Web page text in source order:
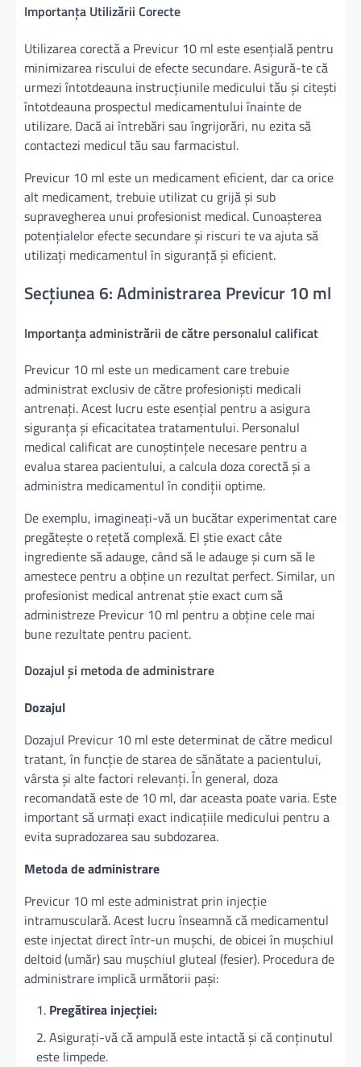
Importanța Utilizării Corecte
Utilizarea corectă a Previcur 10 ml este esențială pentru
minimizarea riscului de efecte secundare. Asigură-te că
urmezi întotdeauna instrucțiunile medicului tău și citești
întotdeauna prospectul medicamentului înainte de
utilizare. Dacă ai întrebări sau îngrijorări, nu ezita să
contactezi medicul tău sau farmacistul.
Previcur 10 ml este un medicament eficient, dar ca orice
alt medicament, trebuie utilizat cu grijă și sub
supravegherea unui profesionist medical. Cunoașterea
potențialelor efecte secundare și riscuri te va ajuta să
utilizați medicamentul în siguranță și eficient.
Secțiunea 6: Administrarea Previcur 10 ml
Importanța administrării de către personalul calificat
Previcur 10 ml este un medicament care trebuie
administrat exclusiv de către profesioniști medicali
antrenați. Acest lucru este esențial pentru a asigura
siguranța și eficacitatea tratamentului. Personalul
medical calificat are cunoștințele necesare pentru a
evalua starea pacientului, a calcula doza corectă și a
administra medicamentul în condiții optime.
De exemplu, imagineați-vă un bucătar experimentat care
pregătește o rețetă complexă. El știe exact câte
ingrediente să adauge, când să le adauge și cum să le
amestece pentru a obține un rezultat perfect. Similar, un
profesionist medical antrenat știe exact cum să
administreze Previcur 10 ml pentru a obține cele mai
bune rezultate pentru pacient.
Dozajul și metoda de administrare
Dozajul
Dozajul Previcur 10 ml este determinat de către medicul
tratant, în funcție de starea de sănătate a pacientului,
vârsta și alte factori relevanți. În general, doza
recomandată este de 10 ml, dar aceasta poate varia. Este
important să urmați exact indicațiile medicului pentru a
evita supradozarea sau subdozarea.
Metoda de administrare
Previcur 10 ml este administrat prin injecție
intramusculară. Acest lucru înseamnă că medicamentul
este injectat direct într-un mușchi, de obicei în mușchiul
deltoid (umăr) sau mușchiul gluteal (fesier). Procedura de
administrare implică următorii pași:
Pregătirea injecției:
Asigurați-vă că ampulă este intactă și că conținutul
este limpede.